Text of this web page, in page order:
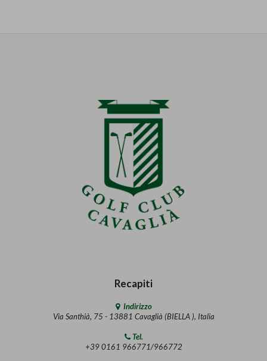
Recapiti
Indirizzo
Via Santhià, 75 - 13881 Cavaglià (BIELLA ), Italia
Tel.
+39 0161 966771/966772